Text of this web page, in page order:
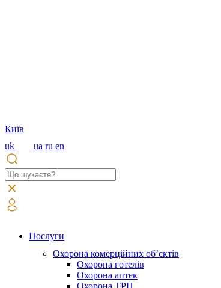
Київ
uk
ua ru en
Послуги
Охорона комерційних об’єктів
Охорона готелів
Охорона аптек
Охорона ТРЦ